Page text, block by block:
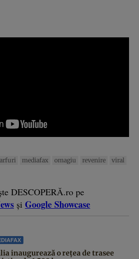
mediafax omagiu revenire viral
DESCOPERĂ.ro pe
și Google Showcase
inaugurează o rețea de trasee